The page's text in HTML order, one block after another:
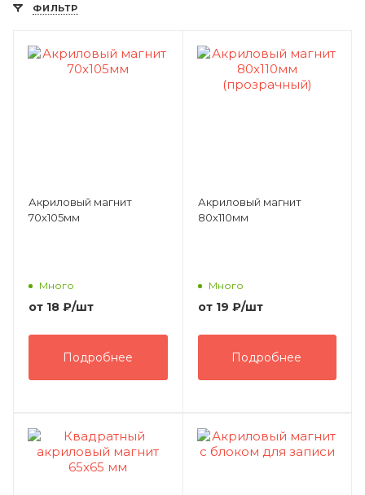
ФИЛЬТР
Акриловый магнит
70х105мм
Много
от 18 ₽/шт
Подробнее
Акриловый магнит
80х110мм
Много
от 19 ₽/шт
Подробнее